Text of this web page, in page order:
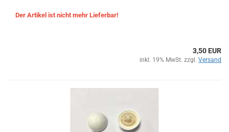
Der Artikel ist nicht mehr Lieferbar!
3,50 EUR
inkl. 19% MwSt. zzgl. Versand